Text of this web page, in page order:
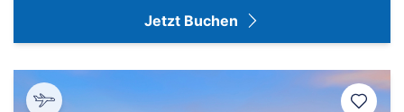
Jetzt Buchen